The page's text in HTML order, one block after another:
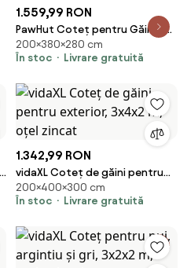
1.559,99 RON
PawHut Coteț pentru Găini de
Exterior, 2.8x3.8x2m Recintă din
Oțel Zincat cu Acoperiș
Încuietoare, Găini, Iepuri și Rațe
| Aosom Romania
200×380×280 cm
În stoc
Livrare gratuită
1.342,99 RON
vidaXL Coteț de găini pentru
exterior, 3x4x2 m, oțel zincat
200×400×300 cm
În stoc
Livrare gratuită